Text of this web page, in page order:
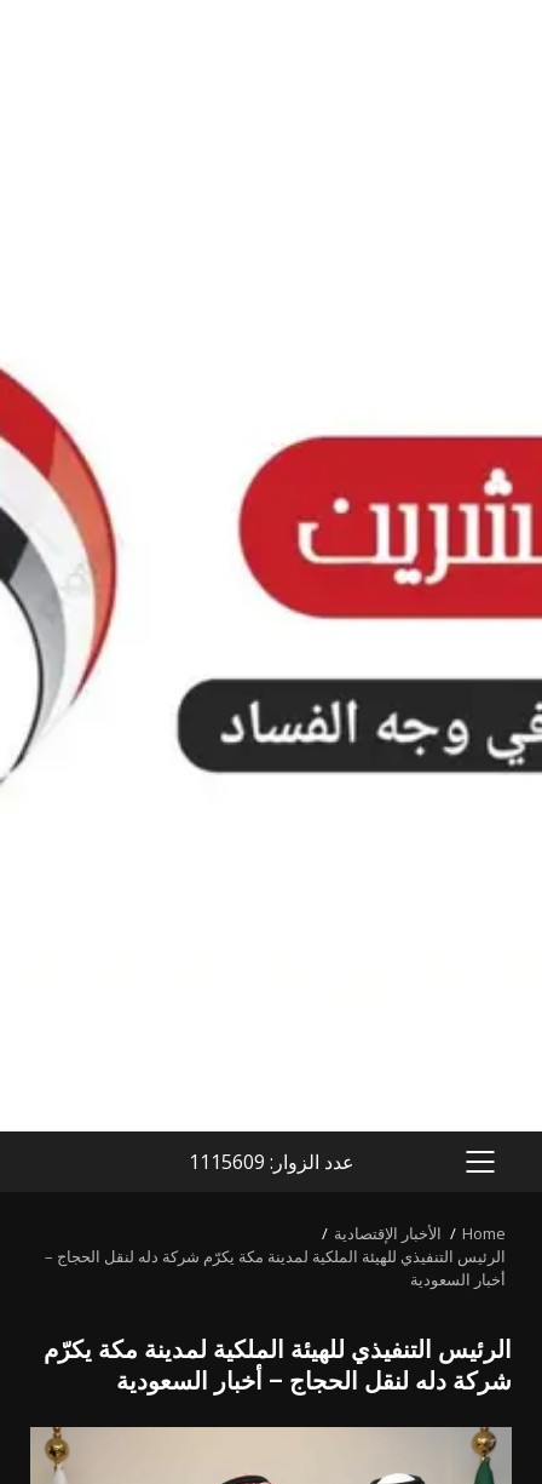
PRIMARY
عدد الزوار: 1115609
Home
الأخبار الإقتصادية
الرئيس التنفيذي للهيئة الملكية لمدينة مكة يكرّم شركة دله لنقل الحجاج –
أخبار السعودية
الرئيس التنفيذي للهيئة الملكية لمدينة مكة يكرّم
شركة دله لنقل الحجاج – أخبار السعودية